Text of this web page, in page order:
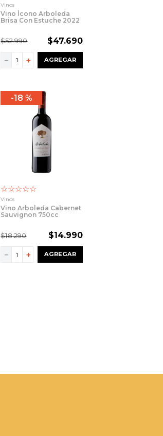
Vinos
Vino Ícono Arboleda
Brisa Con Estuche 2022
$52.990 $47.690
＋
－ AGREGAR
18 %
☆☆☆☆☆
Vinos
Vino Arboleda Cabernet
Sauvignon 750cc
$18.290 $14.990
＋
－ AGREGAR